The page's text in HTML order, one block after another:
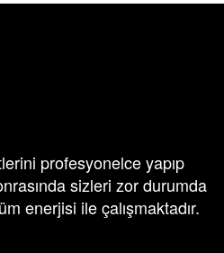
profesyonelce yapıp
sizleri zor durumda
enerjisi ile çalışmaktadır.